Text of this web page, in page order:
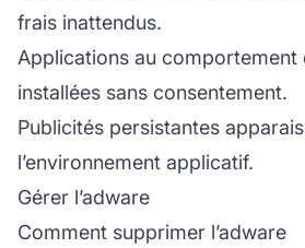
frais inattendus.
Applications au comportement
installées sans consentement.
Publicités persistantes
l’environnement applicatif.
Gérer l’adware
Comment supprimer l’adware